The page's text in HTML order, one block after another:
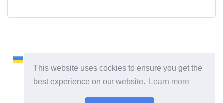
This website uses cookies to ensure you get the
best experience on our website.
Learn more
2026 ©Remontcompa